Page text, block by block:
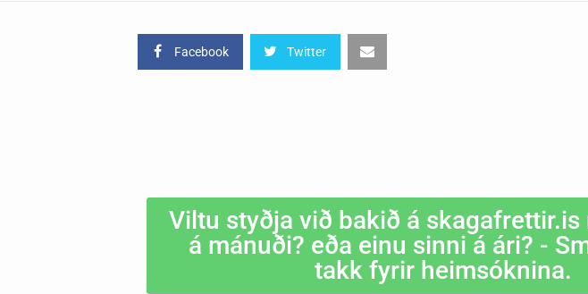
Facebook Twitter
Viltu styðja við bakið á skagafrettir.is
á mánuði? eða einu sinni á ári? -
takk fyrir heimsóknina.